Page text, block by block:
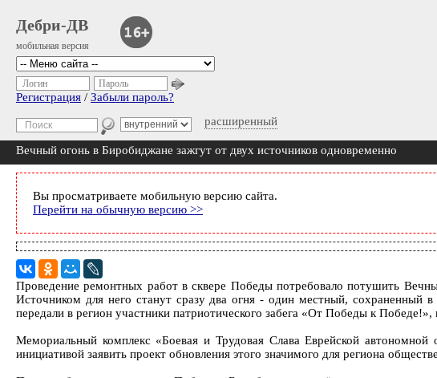
Дебри-ДВ
мобильная версия
расширенный
Логин Пароль
Регистрация / Забыли пароль?
Вечный огонь в Биробиджане зажгут от двух источников одновременно
Вы просматриваете мобильную версию сайта.
Перейти на обычную версию >>
Проведение ремонтных работ в сквере Победы потребовало потушить
Источником для него станут сразу два огня - один местный,
передали в регион участники патриотического забега «От Победы к
Мемориальный комплекс «Боевая и Трудовая Слава Еврейской
инициативой заявить проект обновления этого значимого для региона